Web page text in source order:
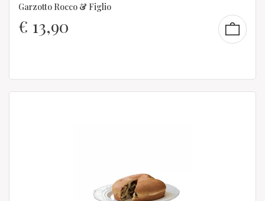
Garzotto Rocco & Figlio
€ 13,90